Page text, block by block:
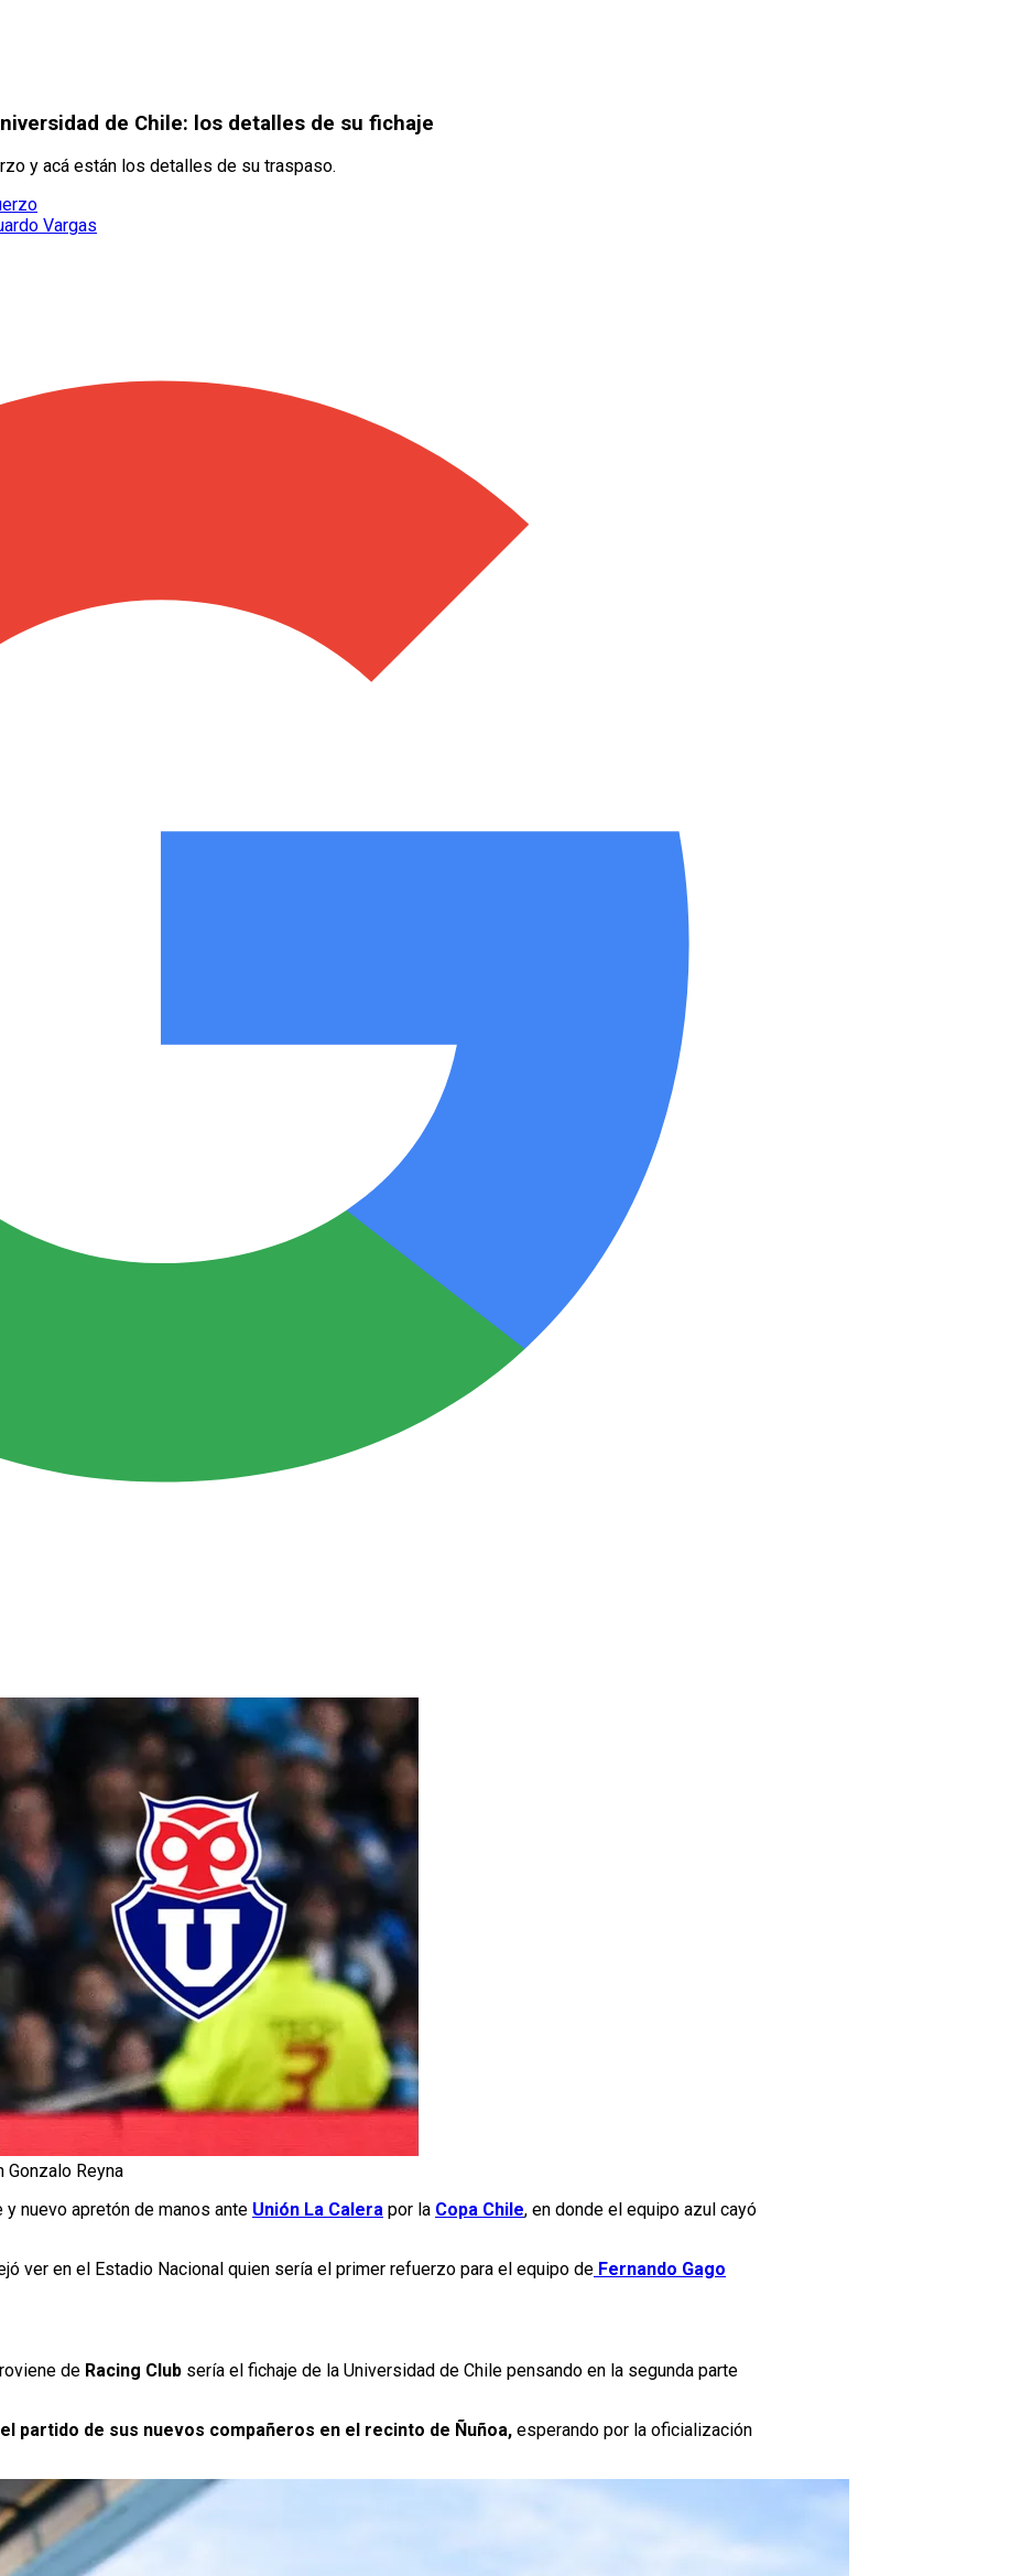
de Chile: los detalles de su fichaje
y acá están los detalles de su traspaso.
Vargas
Reyna
nuevo apretón de manos ante Unión La Calera por la Copa Chile, en donde el equipo azul cayó
ver en el Estadio Nacional quien sería el primer refuerzo para el equipo de Fernando Gago
de Racing Club sería el fichaje de la Universidad de Chile pensando en la segunda parte
partido de sus nuevos compañeros en el recinto de Ñuñoa, esperando por la oficialización